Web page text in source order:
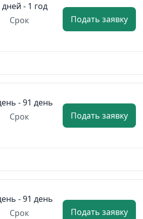
дней - 1 год
Срок
Подать заявку
- 91 день
Срок
Подать заявку
- 91 день
Срок
Подать заявку